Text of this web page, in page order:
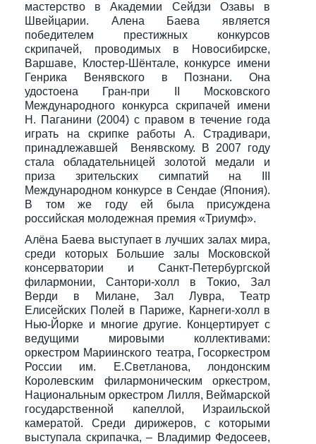
мастерство в Академии Сейдзи Озавы в
Швейцарии. Алена Баева является
победителем престижных конкурсов
скрипачей, проводимых в Новосибирске,
Варшаве, Клостер-Шёнтале, конкурсе имени
Генрика Венявского в Познани. Она
удостоена Гран-при II Московского
Международного конкурса скрипачей имени
Н. Паганини (2004) с правом в течение года
играть на скрипке работы А. Страдивари,
принадлежавшей Венявскому. В 2007 году
стала обладательницей золотой медали и
приза зрительских симпатий на III
Международном конкурсе в Сендае (Япония).
В том же году ей была присуждена
российская молодежная премия «Триумф».
Алёна Баева выступает в лучших залах мира,
среди которых Большие залы Московской
консерватории и Санкт-Петербургской
филармонии, Сантори-холл в Токио, Зал
Верди в Милане, Зал Лувра, Театр
Елисейских Полей в Париже, Карнеги-холл в
Нью-Йорке и многие другие. Концертирует с
ведущими мировыми коллективами:
оркестром Мариинского театра, Госоркестром
России им. Е.Светланова, лондонским
Королевским филармоническим оркестром,
Национальным оркестром Лилля, Веймарской
государственной капеллой, Израильской
камератой. Среди дирижеров, с которыми
выступала скрипачка, – Владимир Федосеев,